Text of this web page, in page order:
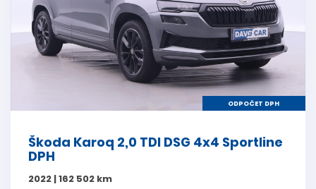
ODPOČET DPH
Škoda Karoq 2,0 TDI DSG 4x4 Sportline
DPH
2022 | 162 502 km